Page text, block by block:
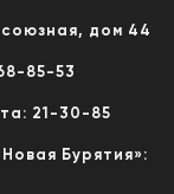
дом 44
85-53
21-30-85
Бурятия»: